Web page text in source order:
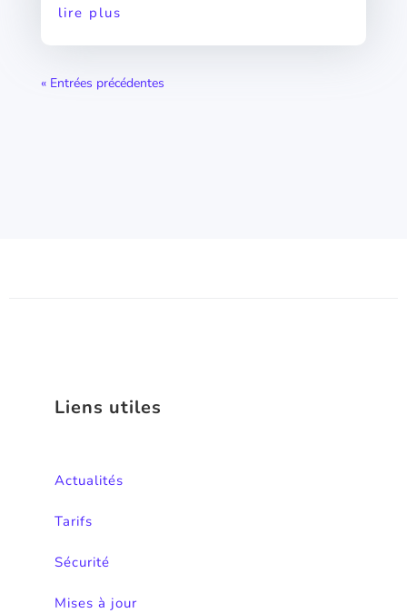
lire plus
« Entrées précédentes
Liens utiles
Actualités
Tarifs
Sécurité
Mises à jour